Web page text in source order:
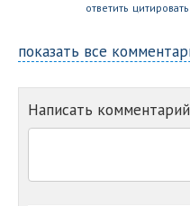
ответить цитировать
показать все
Написать